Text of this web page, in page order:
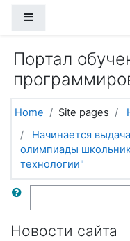
Портал
Home Site pages
Начинается
олимпиады
технологии"
Search
Новости сайта